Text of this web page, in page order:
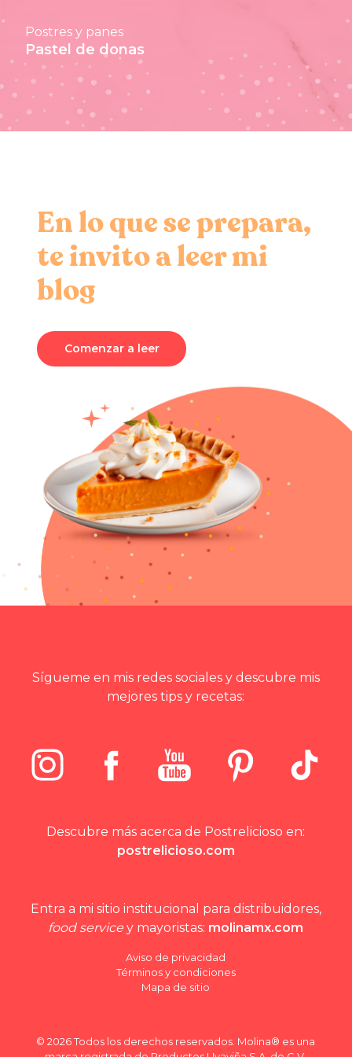
Postres y panes
Pastel de donas
En lo que se prepara,
te invito a leer mi
blog
Comenzar a leer
Sígueme en mis redes sociales y descubre mis
mejores tips y recetas:
Descubre más acerca de Postrelicioso en:
postrelicioso.com
Entra a mi sitio institucional para distribuidores,
food service y mayoristas: molinamx.com
Aviso de privacidad
Términos y condiciones
Mapa de sitio
© 2026 Todos los derechos reservados. Molina® es una